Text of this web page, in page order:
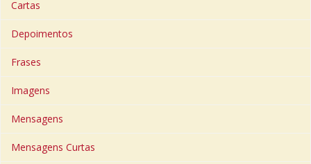
Cartas
Depoimentos
Frases
Imagens
Mensagens
Mensagens Curtas